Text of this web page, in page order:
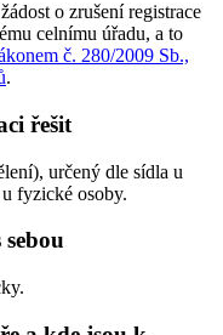
o zrušení registrace
celnímu úřadu, a to
č. 280/2009 Sb.,
.
řešit
určený dle sídla u
fyzické osoby.